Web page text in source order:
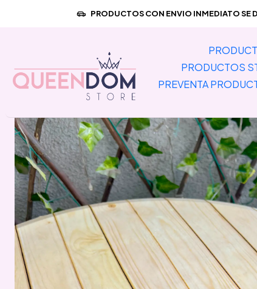
PRODUCTOS
PREVENTA
PRODUCTOS CON ENVIO INMEDIATO SE
Inicio PREVENTA